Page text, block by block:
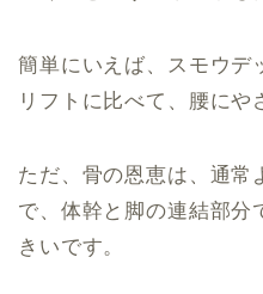
簡単にいえば、スモウデ
リフトに比べて、腰にや
ただ、骨の恩恵は、通常
で、体幹と脚の連結部分
きいです。